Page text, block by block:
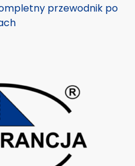
przewodnik po